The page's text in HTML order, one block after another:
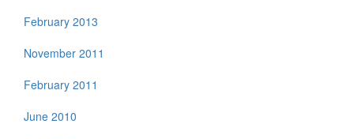
February 2013
November 2011
February 2011
June 2010